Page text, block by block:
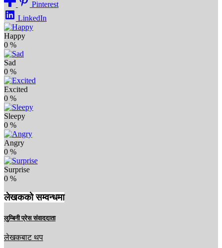
Pinterest
LinkedIn
Happy
0 %
Sad
0 %
Excited
0 %
Sleepy
0 %
Angry
0 %
Surprise
0 %
लेखकको सम्वन्धमा
लुम्बिनी प्रेस संवाददाता
लेखकबाट थप